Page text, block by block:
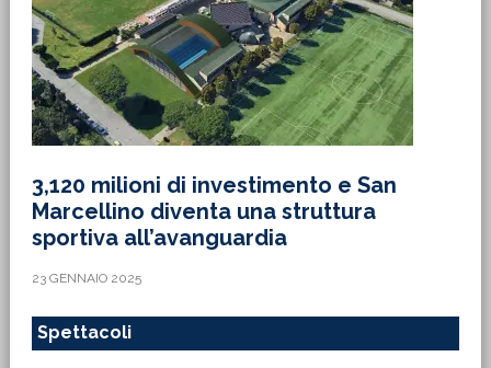
3,120 milioni di investimento e San
Marcellino diventa una struttura
sportiva all’avanguardia
23 GENNAIO 2025
Spettacoli